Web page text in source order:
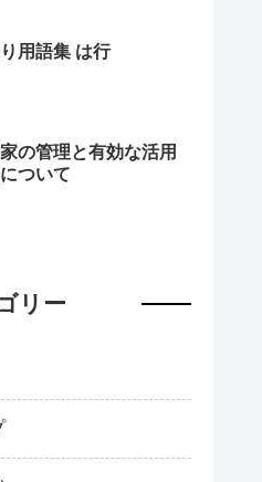
用語集 は行
の管理と有効な活用
ついて
リー